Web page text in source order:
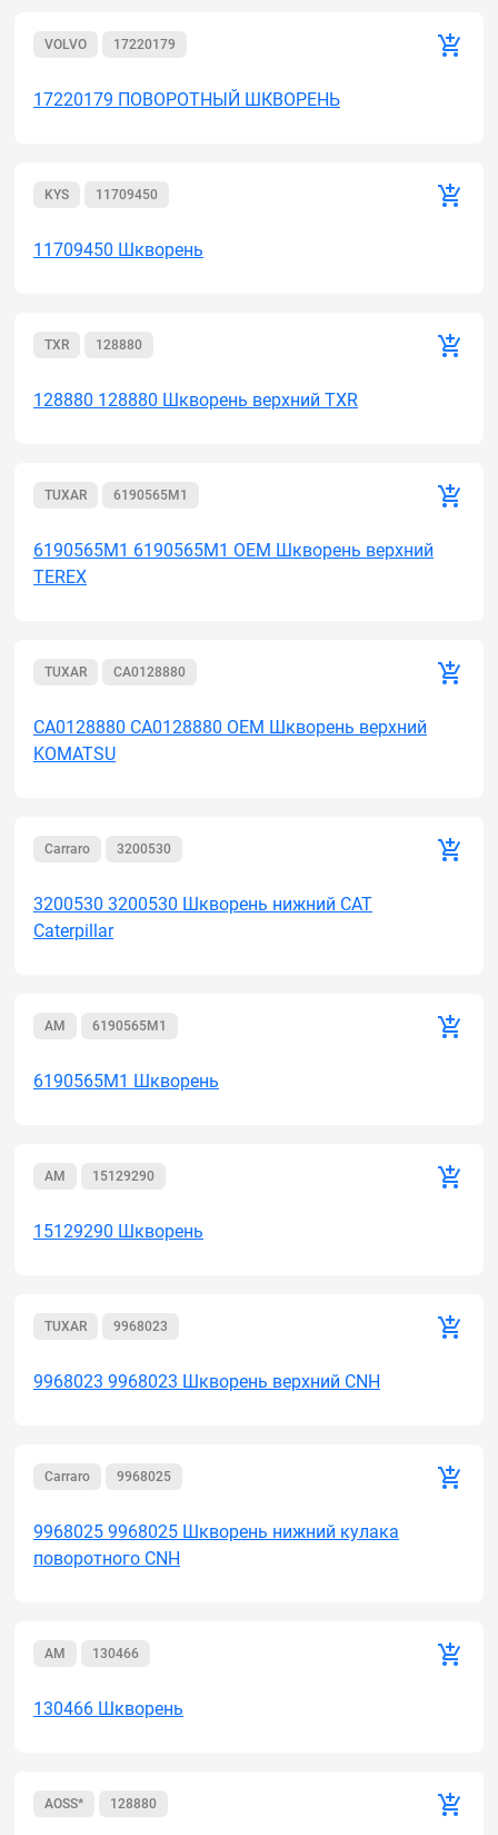
VOLVO 17220179
17220179 ПОВОРОТНЫЙ ШКВОРЕНЬ
KYS 11709450
11709450 Шкворень
TXR 128880
128880 128880 Шкворень верхний TXR
TUXAR 6190565M1
6190565M1 6190565M1 OEM Шкворень верхний
TEREX
TUXAR CA0128880
CA0128880 CA0128880 OEM Шкворень верхний
KOMATSU
Carraro 3200530
3200530 3200530 Шкворень нижний CAT
Caterpillar
AM 6190565M1
6190565M1 Шкворень
AM 15129290
15129290 Шкворень
TUXAR 9968023
9968023 9968023 Шкворень верхний CNH
Carraro 9968025
9968025 9968025 Шкворень нижний кулака
поворотного CNH
AM 130466
130466 Шкворень
AOSS* 128880